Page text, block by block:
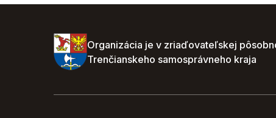
Organizácia je v zriaďovateľskej
Trenčianskeho samosprávneho kraja